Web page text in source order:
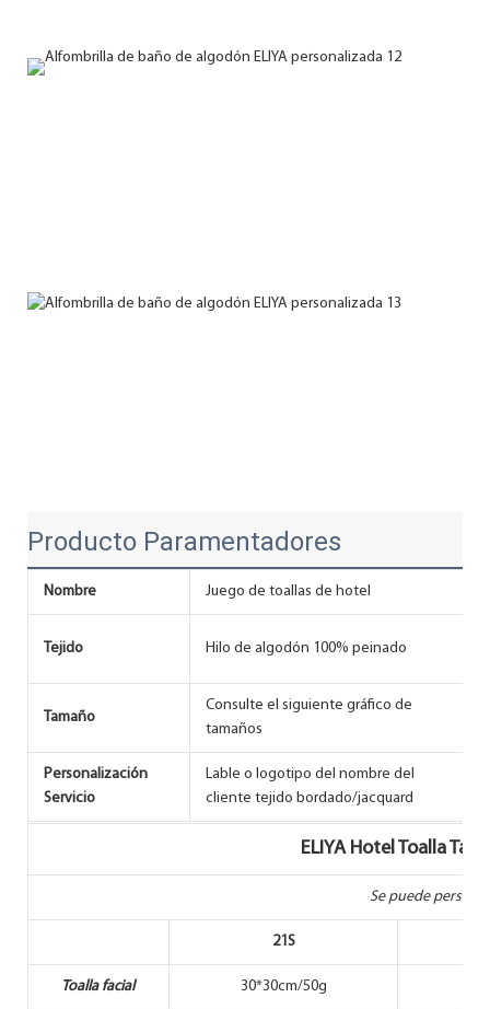
Producto Paramentadores
Nombre Juego de toallas de hotel
Tejido Hilo de algodón 100% peinado
Tamaño
Consulte el siguiente gráfico de
tamaños
Personalización
Servicio
Lable o logotipo del nombre del
cliente tejido bordado/jacquard
ELIYA Hotel Toalla
Se puede
21S
Toalla facial 30*30cm/50g